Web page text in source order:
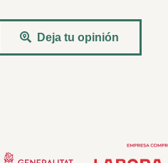
Deja tu opinión